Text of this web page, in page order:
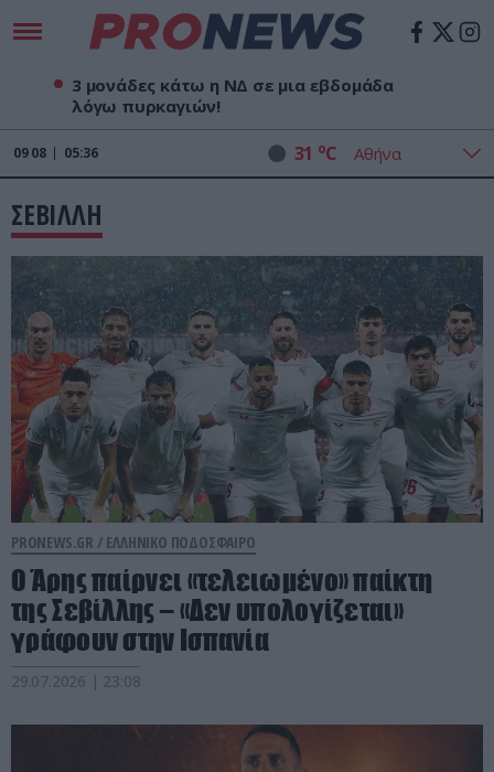
3 μονάδες κάτω η ΝΔ σε μια εβδομάδα
λόγω πυρκαγιών!
09 08 05:36 31 oC
ΣΕΒΙΛΛΗ
PRONEWS.GR / ΕΛΛΗΝΙΚΟ ΠΟΔΟΣΦΑΙΡΟ
Ο Άρης παίρνει «τελειωμένο» παίκτη
της Σεβίλλης – «Δεν υπολογίζεται»
γράφουν στην Ισπανία
29.07.2026 | 23:08